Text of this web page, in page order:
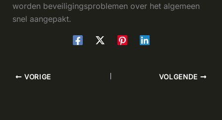
worden beveiligingsproblemen over het algemeen
snel aangepakt.
VORIGE VOLGENDE